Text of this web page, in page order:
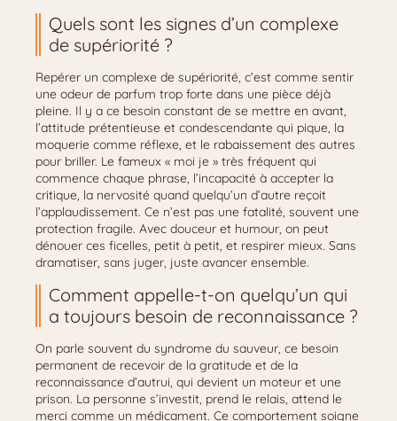
Quels sont les signes d’un complexe
de supériorité ?
Repérer un complexe de supériorité, c’est comme sentir
une odeur de parfum trop forte dans une pièce déjà
pleine. Il y a ce besoin constant de se mettre en avant,
l’attitude prétentieuse et condescendante qui pique, la
moquerie comme réflexe, et le rabaissement des autres
pour briller. Le fameux « moi je » très fréquent qui
commence chaque phrase, l’incapacité à accepter la
critique, la nervosité quand quelqu’un d’autre reçoit
l’applaudissement. Ce n’est pas une fatalité, souvent une
protection fragile. Avec douceur et humour, on peut
dénouer ces ficelles, petit à petit, et respirer mieux. Sans
dramatiser, sans juger, juste avancer ensemble.
Comment appelle-t-on quelqu’un qui
a toujours besoin de reconnaissance ?
On parle souvent du syndrome du sauveur, ce besoin
permanent de recevoir de la gratitude et de la
reconnaissance d’autrui, qui devient un moteur et une
prison. La personne s’investit, prend le relais, attend le
merci comme un médicament. Ce comportement soigne